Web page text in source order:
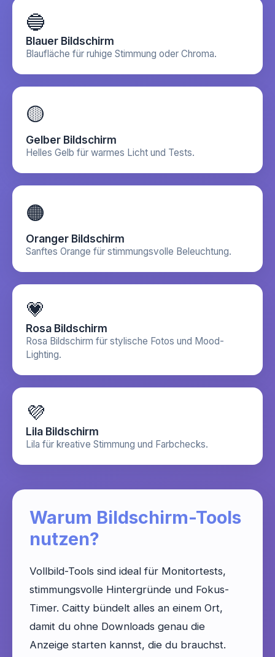
🔵
Blauer Bildschirm
Blaufläche für ruhige Stimmung oder Chroma.
🟡
Gelber Bildschirm
Helles Gelb für warmes Licht und Tests.
🟠
Oranger Bildschirm
Sanftes Orange für stimmungsvolle Beleuchtung.
💗
Rosa Bildschirm
Rosa Bildschirm für stylische Fotos und Mood-
Lighting.
💜
Lila Bildschirm
Lila für kreative Stimmung und Farbchecks.
Warum Bildschirm-Tools
nutzen?
Vollbild-Tools sind ideal für Monitortests,
stimmungsvolle Hintergründe und Fokus-
Timer. Caitty bündelt alles an einem Ort,
damit du ohne Downloads genau die
Anzeige starten kannst, die du brauchst.